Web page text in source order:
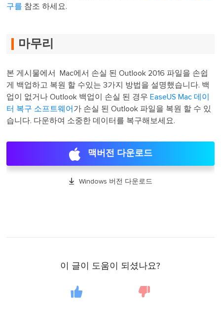
구를 참조 하세요.
마무리
본 게시물에서 Mac에서 손실 된 Outlook 2016 파일을 손쉽
게 백업하고 복원 할 수있는 3가지 방법을 설명했습니다. 백
업이 없거나 Outlook 백업이 손실 된 경우 EaseUS Mac 데이
터 복구 소프트웨어 가 손실 된 Outlook 파일을 복원 할 수 있
습니다. 다운하여 소중한 데이터를 복구해보세요.
맥버전 다운로드
 Windows 버전 다운로드
이 글이 도움이 되셨나요?